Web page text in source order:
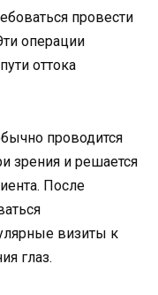
провести
операции
оттока
проводится
зрения и решается
После
визиты к
глаз.